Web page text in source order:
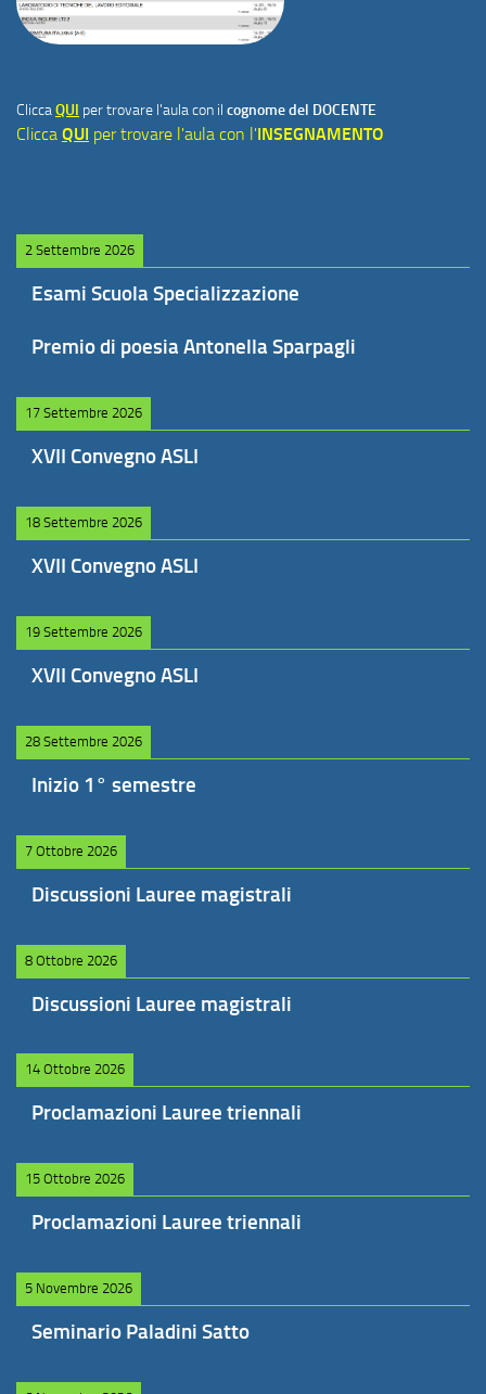
CliccaQUI per trovare l'aula con il cognome del DOCENTE
Clicca QUI per trovare l'aula con l'INSEGNAMENTO
2 Settembre 2026
Esami Scuola Specializzazione
Premio di poesia Antonella Sparpagli
17 Settembre 2026
XVII Convegno ASLI
18 Settembre 2026
XVII Convegno ASLI
19 Settembre 2026
XVII Convegno ASLI
28 Settembre 2026
Inizio 1° semestre
7 Ottobre 2026
Discussioni Lauree magistrali
8 Ottobre 2026
Discussioni Lauree magistrali
14 Ottobre 2026
Proclamazioni Lauree triennali
15 Ottobre 2026
Proclamazioni Lauree triennali
5 Novembre 2026
Seminario Paladini Satto